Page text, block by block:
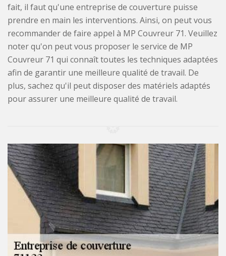
fait, il faut qu'une entreprise de couverture puisse
prendre en main les interventions. Ainsi, on peut vous
recommander de faire appel à MP Couvreur 71. Veuillez
noter qu'on peut vous proposer le service de MP
Couvreur 71 qui connaît toutes les techniques adaptées
afin de garantir une meilleure qualité de travail. De
plus, sachez qu'il peut disposer des matériels adaptés
pour assurer une meilleure qualité de travail.